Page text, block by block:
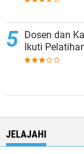
Dosen dan
Ikuti
JELAJAHI